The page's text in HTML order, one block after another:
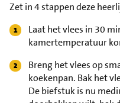
Zet in 4 stappen deze
Laat het vlees in 30
kamertemperatuur
Breng het vlees op
koekenpan. Bak het
De biefstuk is nu